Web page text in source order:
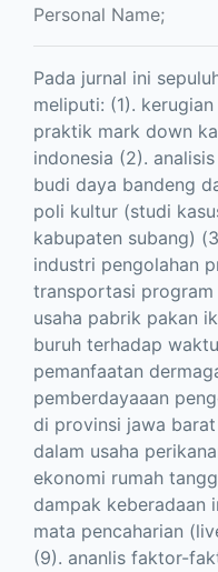
Personal Name;
Pada jurnal ini
meliputi: (1).
praktik mark down
indonesia (2).
budi daya bandeng
poli kultur (studi
kabupaten subang)
industri pengolahan
transportasi
usaha pabrik pakan
buruh terhadap
pemanfaatan
pemberdayaaan
di provinsi jawa
dalam usaha
ekonomi rumah
dampak keberadaan
mata pencaharian
(9). ananlis faktor-